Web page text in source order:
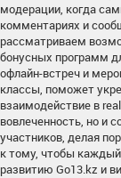
модерации, когда
комментариях и
рассматриваем
бонусных программ
офлайн-встреч и
классы, поможет
взаимодействие в
вовлеченность, но и
участников, делая
к тому, чтобы
развитию Go13.kz и